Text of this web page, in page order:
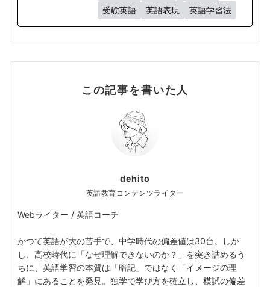
受験英語
英語表現 英語学習法
この記事を書いた人
dehito
英語教育コンテンツライター
Webライター / 英語コーチ
かつて英語が大の苦手で、中学時代の偏差値は30台。しか
し、高校時代に「なぜ理解できないのか？」を突き詰めるう
ちに、英語学習の本質は「暗記」ではなく「イメージの理
解」にあることを発見。独学で学び方を確立し、模試の偏差